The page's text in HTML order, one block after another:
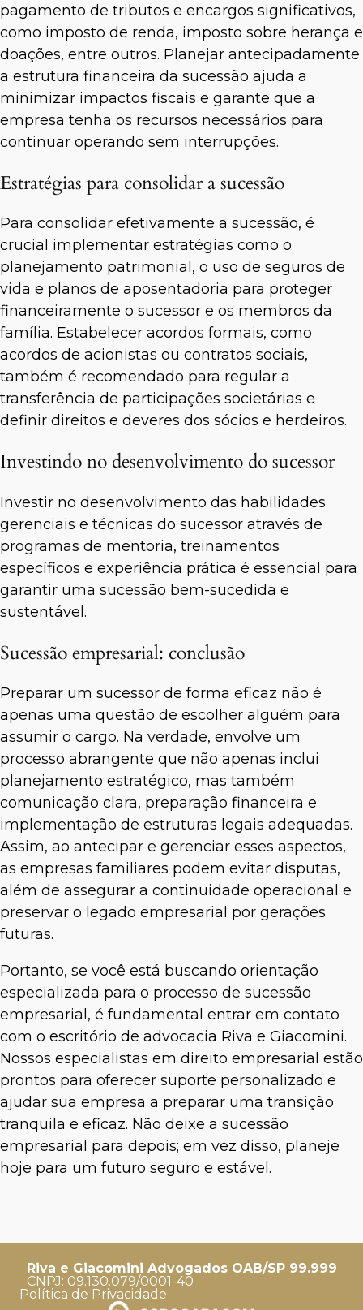
pagamento de tributos e encargos significativos,
como imposto de renda, imposto sobre herança e
doações, entre outros. Planejar antecipadamente
a estrutura financeira da sucessão ajuda a
minimizar impactos fiscais e garante que a
empresa tenha os recursos necessários para
continuar operando sem interrupções.
Estratégias para consolidar a sucessão
Para consolidar efetivamente a sucessão, é
crucial implementar estratégias como o
planejamento patrimonial, o uso de seguros de
vida e planos de aposentadoria para proteger
financeiramente o sucessor e os membros da
família. Estabelecer acordos formais, como
acordos de acionistas ou contratos sociais,
também é recomendado para regular a
transferência de participações societárias e
definir direitos e deveres dos sócios e herdeiros.
Investindo no desenvolvimento do sucessor
Investir no desenvolvimento das habilidades
gerenciais e técnicas do sucessor através de
programas de mentoria, treinamentos
específicos e experiência prática é essencial para
garantir uma sucessão bem-sucedida e
sustentável.
Sucessão empresarial: conclusão
Preparar um sucessor de forma eficaz não é
apenas uma questão de escolher alguém para
assumir o cargo. Na verdade, envolve um
processo abrangente que não apenas inclui
planejamento estratégico, mas também
comunicação clara, preparação financeira e
implementação de estruturas legais adequadas.
Assim, ao antecipar e gerenciar esses aspectos,
as empresas familiares podem evitar disputas,
além de assegurar a continuidade operacional e
preservar o legado empresarial por gerações
futuras.
Portanto, se você está buscando orientação
especializada para o processo de sucessão
empresarial, é fundamental entrar em contato
com o escritório de advocacia Riva e Giacomini.
Nossos especialistas em direito empresarial estão
prontos para oferecer suporte personalizado e
ajudar sua empresa a preparar uma transição
tranquila e eficaz. Não deixe a sucessão
empresarial para depois; em vez disso, planeje
hoje para um futuro seguro e estável.
Riva e Giacomini Advogados OAB/SP 99.999
CNPJ: 09.130.079/0001-40
Política de Privacidade